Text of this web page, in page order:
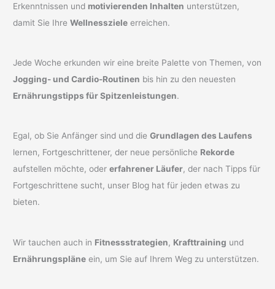
Erkenntnissen und motivierenden Inhalten unterstützen,
damit Sie IhreWellnessziele erreichen.
Jede Woche erkunden wir eine breite Palette von Themen, von
Jogging- und Cardio-Routinen bis hin zu den neuesten
Ernährungstipps für Spitzenleistungen.
Egal, ob Sie Anfänger sind und dieGrundlagen des Laufens
lernen, Fortgeschrittener, der neue persönliche Rekorde
aufstellen möchte, odererfahrener Läufer, der nach Tipps für
Fortgeschrittene sucht, unser Blog hat für jeden etwas zu
bieten.
Wir tauchen auch in Fitnessstrategien, Krafttraining und
Ernährungspläne ein, um Sie auf Ihrem Weg zu unterstützen.